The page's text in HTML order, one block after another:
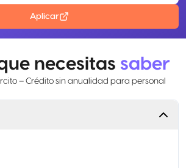
Aplicar
necesitas saber
– Crédito sin anualidad para personal